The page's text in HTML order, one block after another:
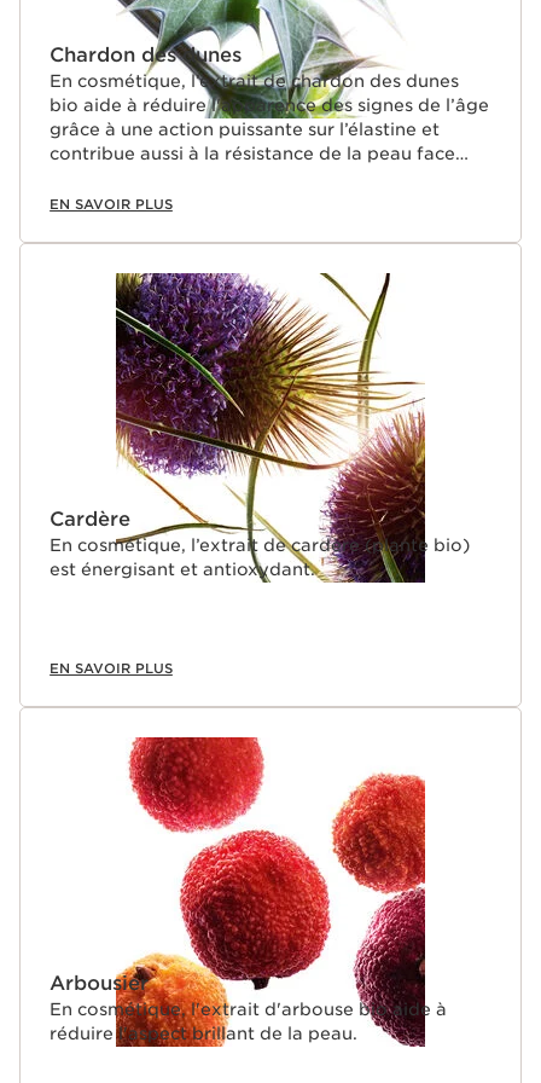
Chardon des dunes
En cosmétique, l’extrait de chardon des dunes
bio aide à réduire l'apparence des signes de l’âge
grâce à une action puissante sur l’élastine et
contribue aussi à la résistance de la peau face
fatigue).
EN SAVOIR PLUS
Cardère
En cosmétique, l’extrait de cardère (plante bio)
est énergisant et antioxydant.
EN SAVOIR PLUS
Arbousier
En cosmétique, l'extrait d'arbouse bio aide à
réduire l'aspect brillant de la peau.